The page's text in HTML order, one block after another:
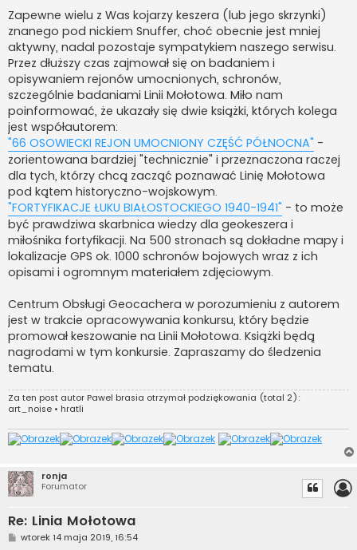
s
t
Zapewne wielu z Was kojarzy keszera (lub jego skrzynki)
znanego pod nickiem Snuffer, choć obecnie jest mniej
aktywny, nadal pozostaje sympatykiem naszego serwisu.
Przez dłuższy czas zajmował się on badaniem i
opisywaniem rejonów umocnionych, schronów,
szczególnie badaniami Linii Mołotowa. Miło nam
poinformować, że ukazały się dwie książki, których kolega
jest współautorem:
"66 OSOWIECKI REJON UMOCNIONY CZĘŚĆ PÓŁNOCNA" -
zorientowana bardziej "technicznie" i przeznaczona raczej
dla tych, którzy chcą zacząć poznawać Linię Mołotowa
pod kątem historyczno-wojskowym.
"FORTYFIKACJE ŁUKU BIAŁOSTOCKIEGO 1940-1941" - to może
być prawdziwa skarbnica wiedzy dla geokeszera i
miłośnika fortyfikacji. Na 500 stronach są dokładne mapy i
lokalizacje GPS ok. 1000 schronów bojowych wraz z ich
opisami i ogromnym materiałem zdjęciowym.
Centrum Obsługi Geocachera w porozumieniu z autorem
jest w trakcie opracowywania konkursu, który będzie
promował keszowanie na Linii Mołotowa. Książki będą
nagrodami w tym konkursie. Zapraszamy do śledzenia
tematu.
Za ten post autor Pawel brasia otrzymał podziękowania (total 2):
art_noise • hratli
ronja
Forumator
Re: Linia Mołotowa
Pwtorek 14 maja 2019, 16:54